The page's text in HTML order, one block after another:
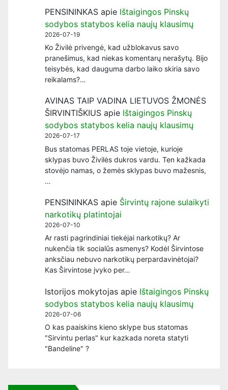
PENSININKAS apie Ištaigingos Pinskų
sodybos statybos kelia naujų klausimų
2026-07-19
Ko Živilė privengė, kad užblokavus savo
pranešimus, kad niekas komentarų nerašytų. Bijo
teisybės, kad dauguma darbo laiko skiria savo
reikalams?…
AVINAS TAIP VADINA LIETUVOS ŽMONĖS
ŠIRVINTIŠKIUS apie Ištaigingos Pinskų
sodybos statybos kelia naujų klausimų
2026-07-17
Bus statomas PERLAS toje vietoje, kurioje
sklypas buvo Živilės dukros vardu. Ten kažkada
stovėjo namas, o žemės sklypas buvo mažesnis,
…
PENSININKAS apie Širvintų rajone sulaikyti
narkotikų platintojai
2026-07-10
Ar rasti pagrindiniai tiekėjai narkotikų? Ar
nukenčia tik socialūs asmenys? Kodėl Širvintose
anksčiau nebuvo narkotikų perpardavinėtojai?
Kas Širvintose įvyko per…
Istorijos mokytojas apie Ištaigingos Pinskų
sodybos statybos kelia naujų klausimų
2026-07-06
O kas paaiskins kieno sklype bus statomas
"Sirvintu perlas" kur kazkada noreta statyti
"Bandeline" ?